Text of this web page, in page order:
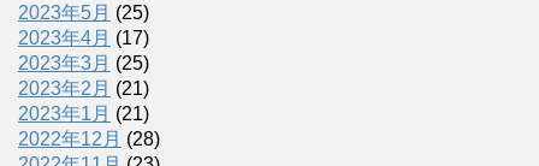
2023年5月 (25)
2023年4月 (17)
2023年3月 (25)
2023年2月 (21)
2023年1月 (21)
2022年12月 (28)